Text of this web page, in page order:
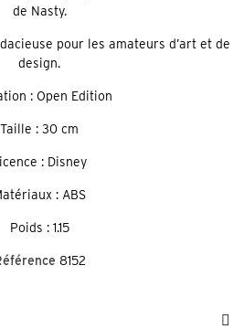
de Nasty.
pour les amateurs d’art et de
design.
: Open Edition
Taille : 30 cm
: Disney
: ABS
Poids : 1.15
8152